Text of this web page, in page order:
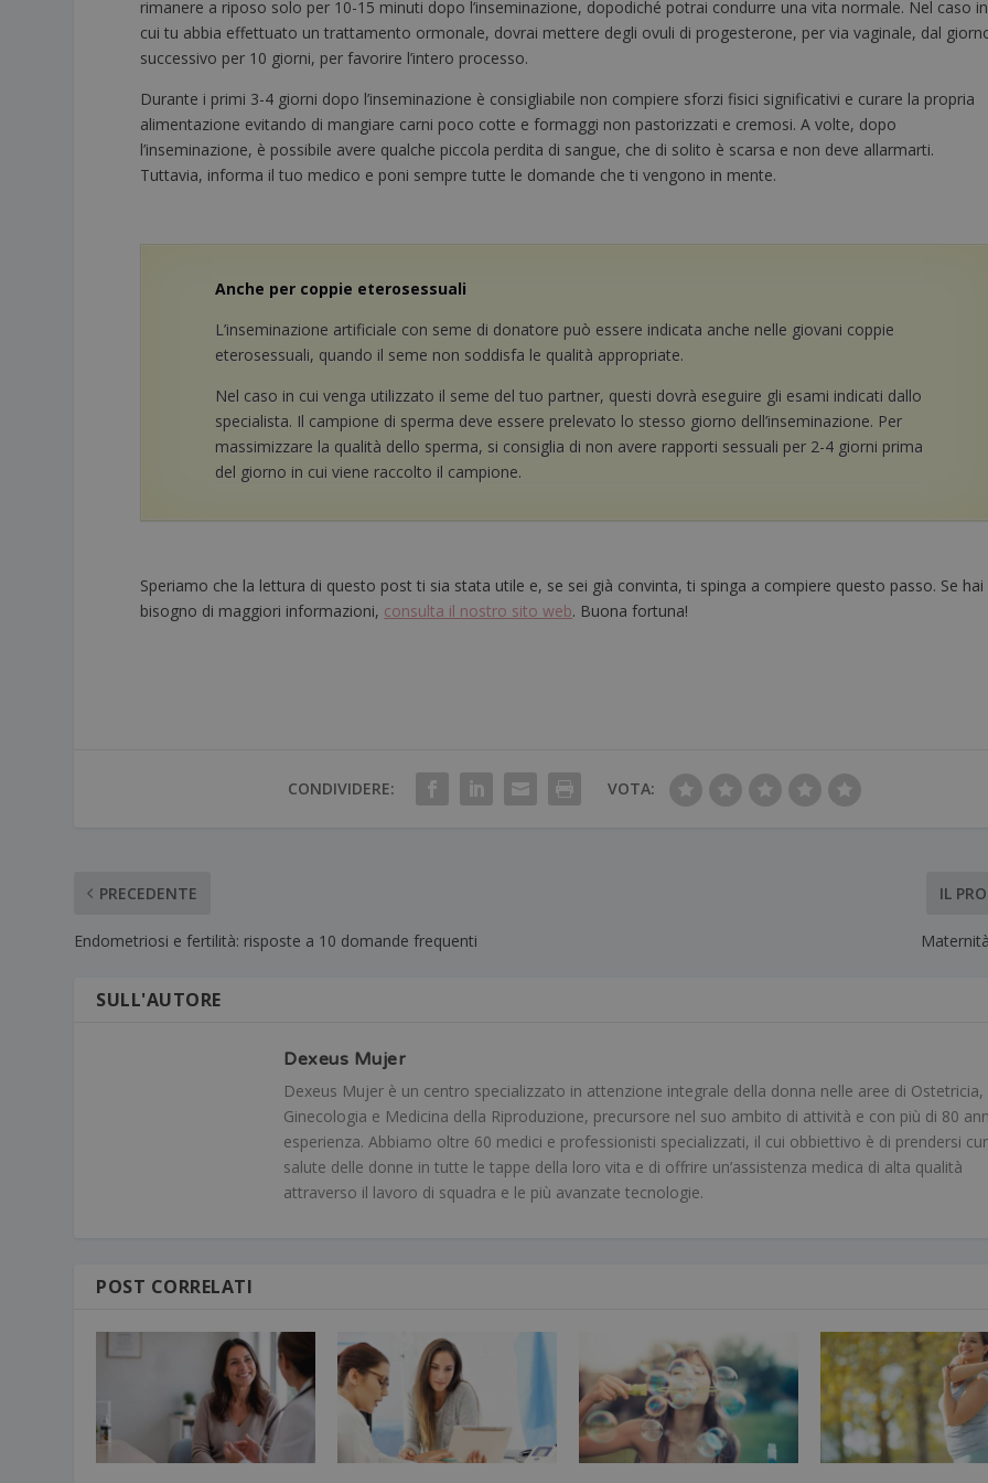
rimanere a riposo solo per 10-15 minuti dopo l’inseminazione, dopodiché potrai condurre una vita normale. Nel caso in
cui tu abbia effettuato un trattamento ormonale, dovrai mettere degli ovuli di progesterone, per via vaginale, dal
successivo per 10 giorni, per favorire l’intero processo.
Durante i primi 3-4 giorni dopo l’inseminazione è consigliabile non compiere sforzi fisici significativi e curare la propria
alimentazione evitando di mangiare carni poco cotte e formaggi non pastorizzati e cremosi. A volte, dopo
l’inseminazione, è possibile avere qualche piccola perdita di sangue, che di solito è scarsa e non deve allarmarti.
Tuttavia, informa il tuo medico e poni sempre tutte le domande che ti vengono in mente.
Anche per coppie eterosessuali
L’inseminazione artificiale con seme di donatore può essere indicata anche nelle giovani coppie
eterosessuali, quando il seme non soddisfa le qualità appropriate.
Nel caso in cui venga utilizzato il seme del tuo partner, questi dovrà eseguire gli esami indicati dallo
specialista. Il campione di sperma deve essere prelevato lo stesso giorno dell’inseminazione. Per
massimizzare la qualità dello sperma, si consiglia di non avere rapporti sessuali per 2-4 giorni prima
del giorno in cui viene raccolto il campione.
Speriamo che la lettura di questo post ti sia stata utile e, se sei già convinta, ti spinga a compiere questo passo. Se hai
bisogno di maggiori informazioni, consulta il nostro sito web. Buona fortuna!
CONDIVIDERE: VOTA:
PRECEDENTE
Endometriosi e fertilità: risposte a 10 domande frequenti
IL
SULL'AUTORE
Dexeus Mujer
Dexeus Mujer è un centro specializzato in attenzione integrale della donna nelle aree di Ostetricia,
Ginecologia e Medicina della Riproduzione, precursore nel suo ambito di attività e con più di 80
esperienza. Abbiamo oltre 60 medici e professionisti specializzati, il cui obbiettivo è di prendersi
salute delle donne in tutte le tappe della loro vita e di offrire un’assistenza medica di alta qualità
attraverso il lavoro di squadra e le più avanzate tecnologie.
POST CORRELATI